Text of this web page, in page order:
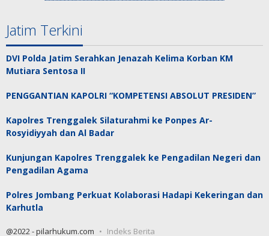
Jatim Terkini
DVI Polda Jatim Serahkan Jenazah Kelima Korban KM
Mutiara Sentosa II
PENGGANTIAN KAPOLRI “KOMPETENSI ABSOLUT PRESIDEN”
Kapolres Trenggalek Silaturahmi ke Ponpes Ar-
Rosyidiyyah dan Al Badar
Kunjungan Kapolres Trenggalek ke Pengadilan Negeri dan
Pengadilan Agama
Polres Jombang Perkuat Kolaborasi Hadapi Kekeringan dan
Karhutla
@2022 - pilarhukum.com Indeks Berita